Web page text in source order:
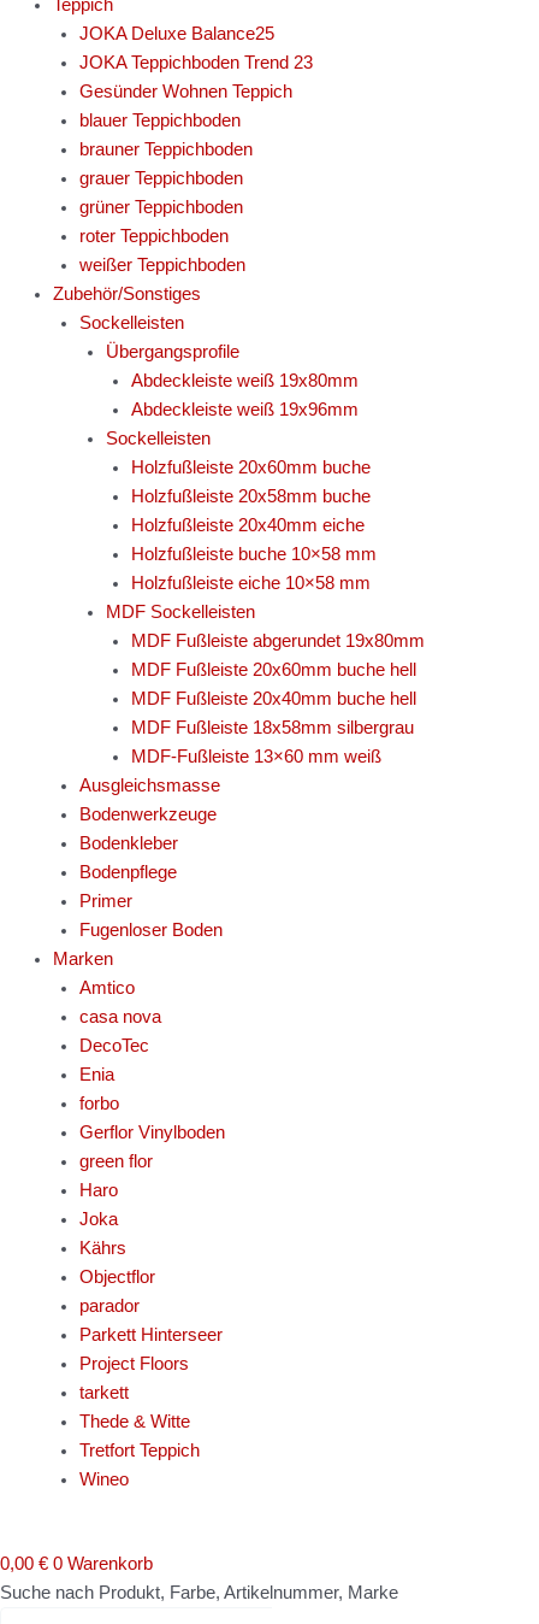
Teppich
JOKA Deluxe Balance25
JOKA Teppichboden Trend 23
Gesünder Wohnen Teppich
blauer Teppichboden
brauner Teppichboden
grauer Teppichboden
grüner Teppichboden
roter Teppichboden
weißer Teppichboden
Zubehör/Sonstiges
Sockelleisten
Übergangsprofile
Abdeckleiste weiß 19x80mm
Abdeckleiste weiß 19x96mm
Sockelleisten
Holzfußleiste 20x60mm buche
Holzfußleiste 20x58mm buche
Holzfußleiste 20x40mm eiche
Holzfußleiste buche 10×58 mm
Holzfußleiste eiche 10×58 mm
MDF Sockelleisten
MDF Fußleiste abgerundet 19x80mm
MDF Fußleiste 20x60mm buche hell
MDF Fußleiste 20x40mm buche hell
MDF Fußleiste 18x58mm silbergrau
MDF-Fußleiste 13×60 mm weiß
Ausgleichsmasse
Bodenwerkzeuge
Bodenkleber
Bodenpflege
Primer
Fugenloser Boden
Marken
Amtico
casa nova
DecoTec
Enia
forbo
Gerflor Vinylboden
green flor
Haro
Joka
Kährs
Objectflor
parador
Parkett Hinterseer
Project Floors
tarkett
Thede & Witte
Tretfort Teppich
Wineo
0,00 € 0 Warenkorb
Suche nach Produkt, Farbe, Artikelnummer, Marke